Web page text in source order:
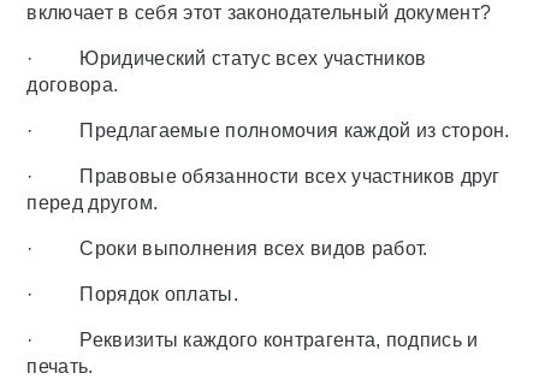
включает в себя этот законодательный документ?
· Юридический статус всех участников
договора.
· Предлагаемые полномочия каждой из сторон.
· Правовые обязанности всех участников друг
перед другом.
· Сроки выполнения всех видов работ.
· Порядок оплаты.
· Реквизиты каждого контрагента, подпись и
печать.